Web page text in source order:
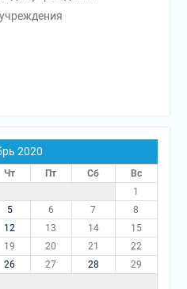
2020
Чт Пт Сб
Вс
1
5 6 7
8
12 13 14
15
19 20 21
22
26 27 28
29